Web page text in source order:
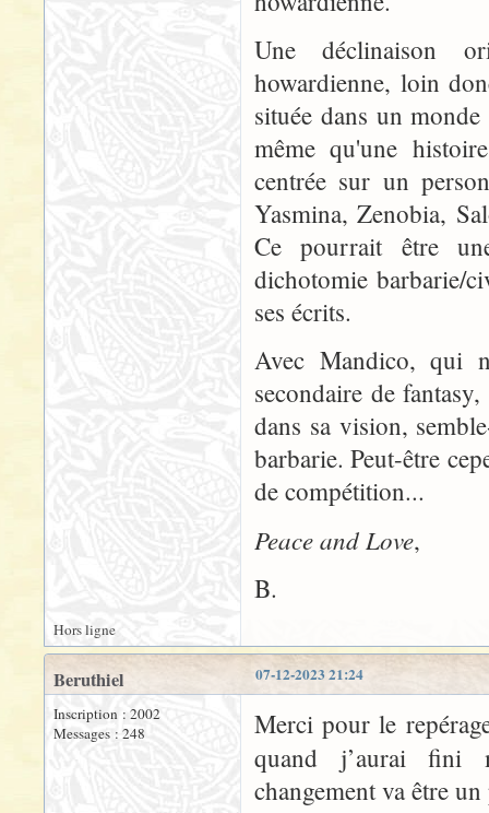
Une déclinaison
howardienne, loin
située dans un
même qu'une
centrée sur un
Yasmina, Zenobia,
Ce pourrait être
dichotomie barbarie/
ses écrits.
Avec Mandico, qui
secondaire de
dans sa vision,
barbarie. Peut-être
de compétition...
Peace and Love,
B.
Hors ligne
07-12-2023 21:24
Beruthiel
Inscription : 2002
Messages : 248
Merci pour le
quand j’aurai fini
changement va être